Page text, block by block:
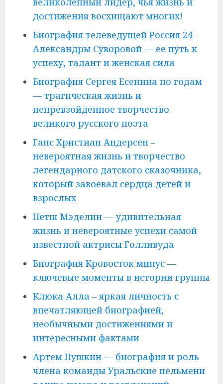
достижения восхищают многих!
Биография телеведущей Россия 24
Александры Суворовой — ее путь к
успеху, талант и женская сила
Биография Сергея Есенина по годам
— трагическая жизнь и
непревзойденное творчество
великого русского поэта
Ганс Христиан Андерсен –
невероятная жизнь и творчество
легендарного датского сказочника,
который завоевал сердца детей и
взрослых
Петш Мэделин — удивительная
жизнь и невероятные успехи самой
известной актрисы Голливуда
Биография Кровосток минус —
ключевые моменты в истории группы
Клюка Алла – яркая личность с
впечатляющей биографией,
необычными достижениями и
интересными фактами
Артем Пушкин — биография и роль
члена команды Уральские пельмени